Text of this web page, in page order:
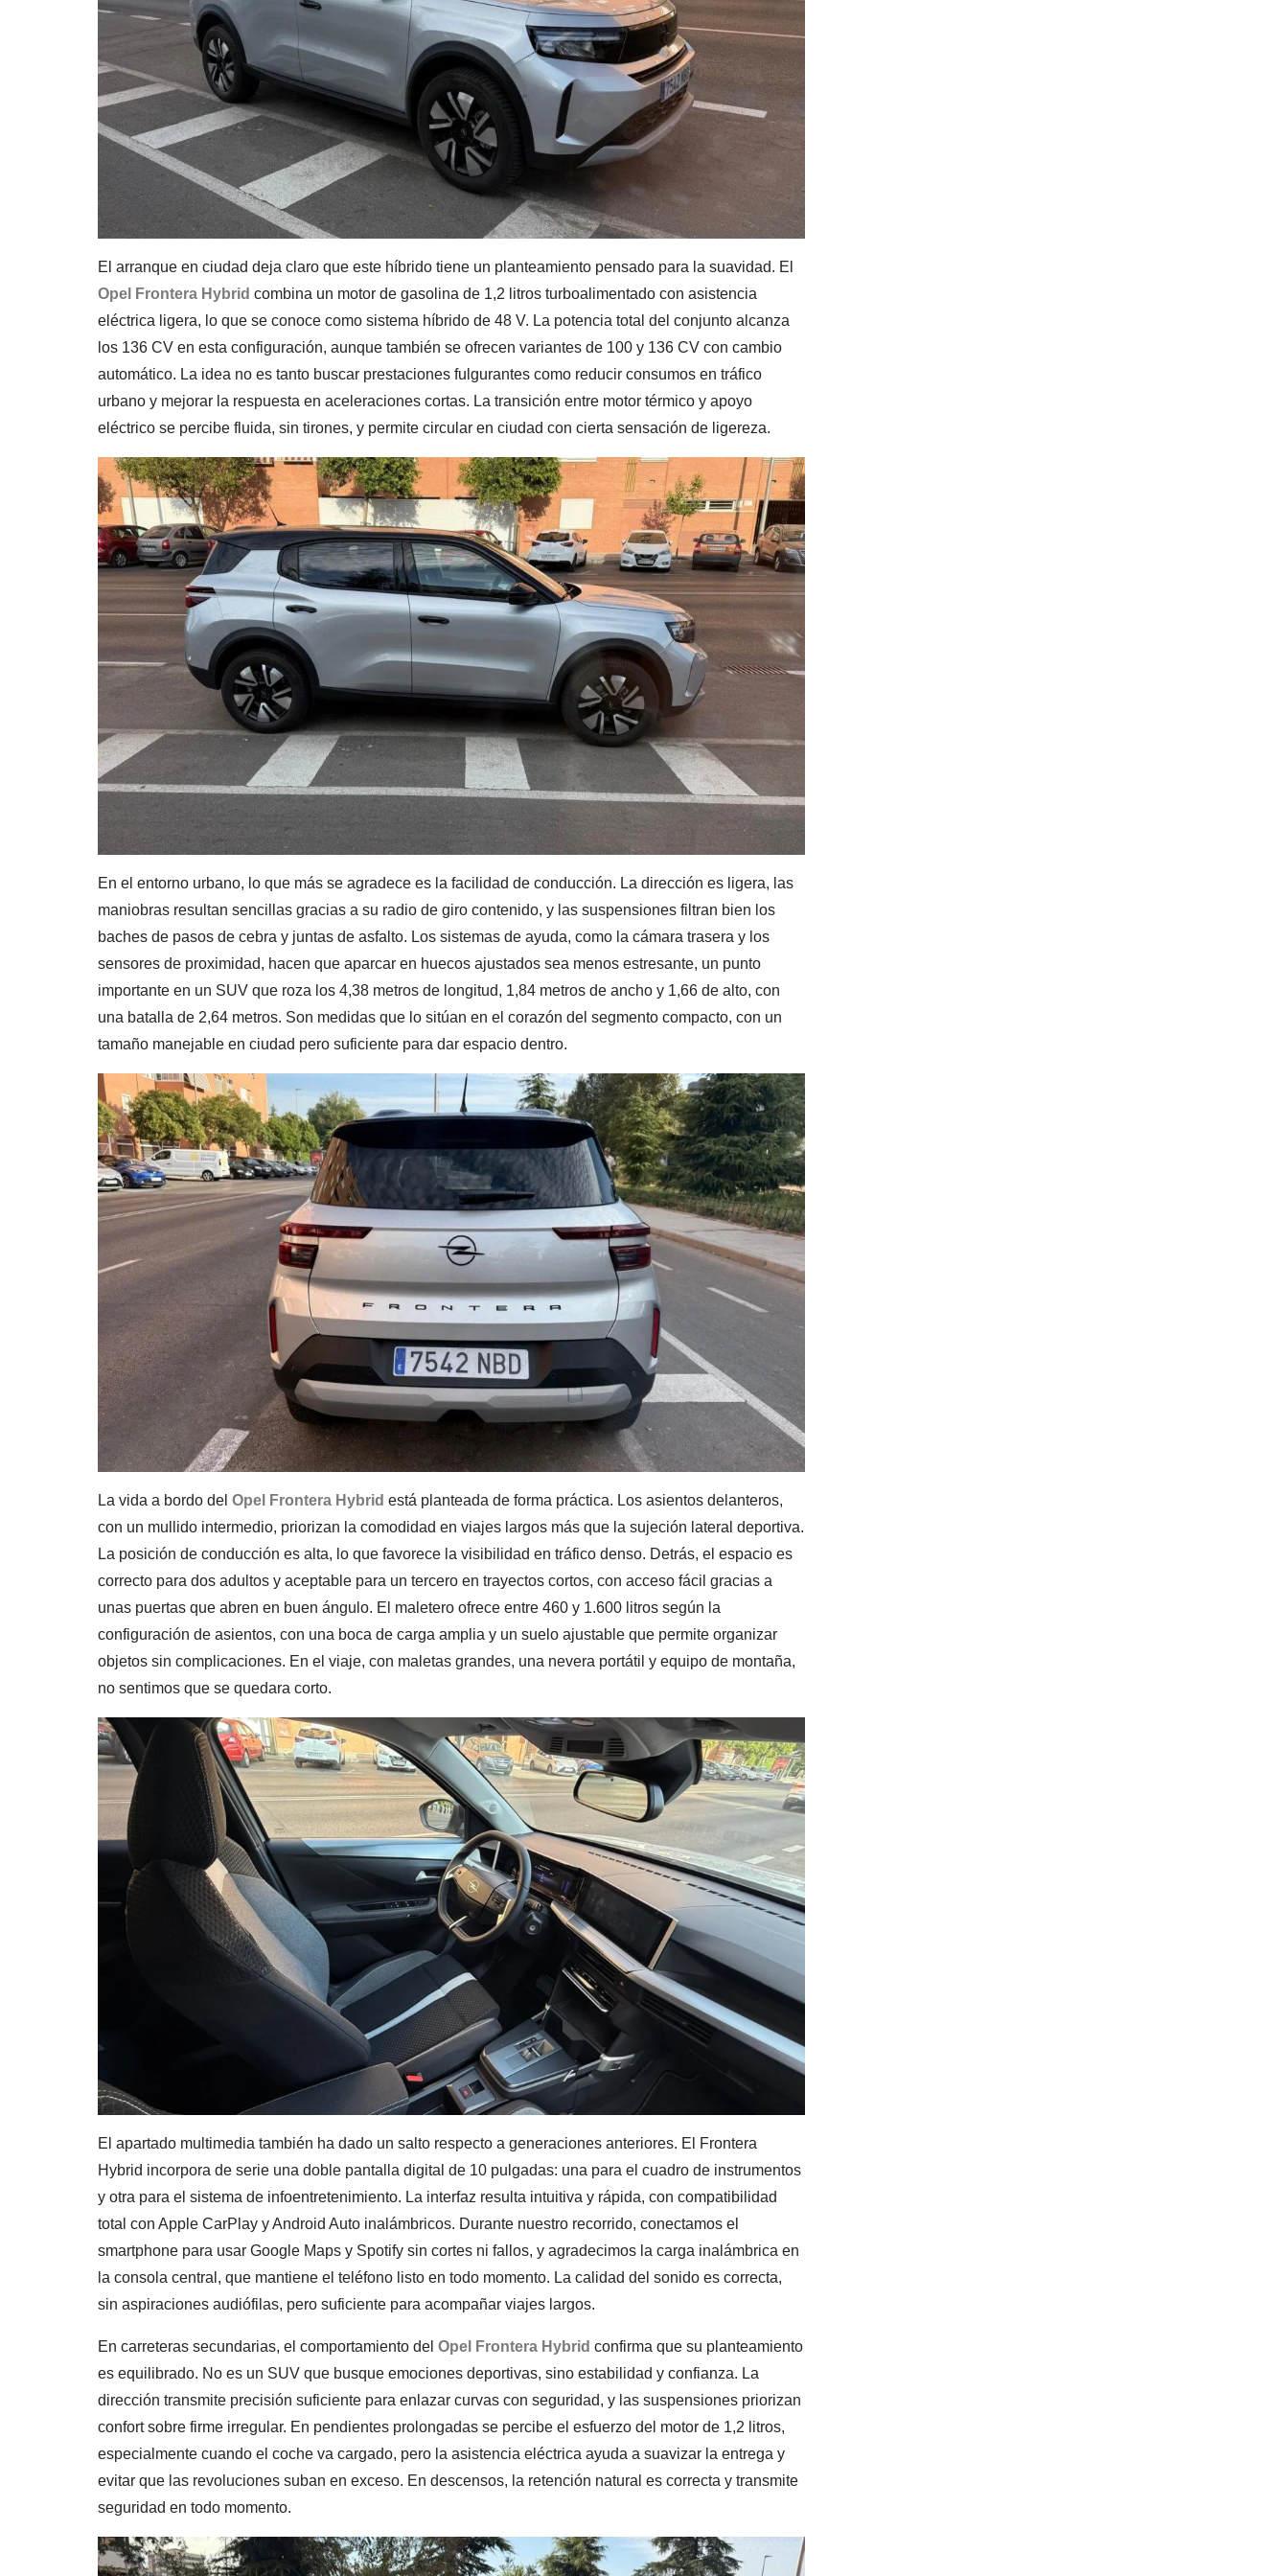
El arranque en ciudad deja claro que este híbrido tiene un planteamiento pensado para la suavidad. El
Opel Frontera Hybrid combina un motor de gasolina de 1,2 litros turboalimentado con asistencia
eléctrica ligera, lo que se conoce como sistema híbrido de 48 V. La potencia total del conjunto alcanza
los 136 CV en esta configuración, aunque también se ofrecen variantes de 100 y 136 CV con cambio
automático. La idea no es tanto buscar prestaciones fulgurantes como reducir consumos en tráfico
urbano y mejorar la respuesta en aceleraciones cortas. La transición entre motor térmico y apoyo
eléctrico se percibe fluida, sin tirones, y permite circular en ciudad con cierta sensación de ligereza.
En el entorno urbano, lo que más se agradece es la facilidad de conducción. La dirección es ligera, las
maniobras resultan sencillas gracias a su radio de giro contenido, y las suspensiones filtran bien los
baches de pasos de cebra y juntas de asfalto. Los sistemas de ayuda, como la cámara trasera y los
sensores de proximidad, hacen que aparcar en huecos ajustados sea menos estresante, un punto
importante en un SUV que roza los 4,38 metros de longitud, 1,84 metros de ancho y 1,66 de alto, con
una batalla de 2,64 metros. Son medidas que lo sitúan en el corazón del segmento compacto, con un
tamaño manejable en ciudad pero suficiente para dar espacio dentro.
La vida a bordo del Opel Frontera Hybrid está planteada de forma práctica. Los asientos delanteros,
con un mullido intermedio, priorizan la comodidad en viajes largos más que la sujeción lateral deportiva.
La posición de conducción es alta, lo que favorece la visibilidad en tráfico denso. Detrás, el espacio es
correcto para dos adultos y aceptable para un tercero en trayectos cortos, con acceso fácil gracias a
unas puertas que abren en buen ángulo. El maletero ofrece entre 460 y 1.600 litros según la
configuración de asientos, con una boca de carga amplia y un suelo ajustable que permite organizar
objetos sin complicaciones. En el viaje, con maletas grandes, una nevera portátil y equipo de montaña,
no sentimos que se quedara corto.
El apartado multimedia también ha dado un salto respecto a generaciones anteriores. El Frontera
Hybrid incorpora de serie una doble pantalla digital de 10 pulgadas: una para el cuadro de instrumentos
y otra para el sistema de infoentretenimiento. La interfaz resulta intuitiva y rápida, con compatibilidad
total con Apple CarPlay y Android Auto inalámbricos. Durante nuestro recorrido, conectamos el
smartphone para usar Google Maps y Spotify sin cortes ni fallos, y agradecimos la carga inalámbrica en
la consola central, que mantiene el teléfono listo en todo momento. La calidad del sonido es correcta,
sin aspiraciones audiófilas, pero suficiente para acompañar viajes largos.
En carreteras secundarias, el comportamiento del Opel Frontera Hybrid confirma que su planteamiento
es equilibrado. No es un SUV que busque emociones deportivas, sino estabilidad y confianza. La
dirección transmite precisión suficiente para enlazar curvas con seguridad, y las suspensiones priorizan
confort sobre firme irregular. En pendientes prolongadas se percibe el esfuerzo del motor de 1,2 litros,
especialmente cuando el coche va cargado, pero la asistencia eléctrica ayuda a suavizar la entrega y
evitar que las revoluciones suban en exceso. En descensos, la retención natural es correcta y transmite
seguridad en todo momento.